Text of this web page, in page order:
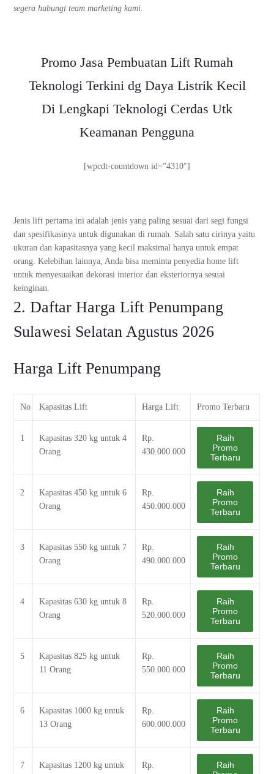
segera hubungi team marketing kami.
Promo Jasa Pembuatan Lift Rumah
Teknologi Terkini dg Daya Listrik Kecil
Di Lengkapi Teknologi Cerdas Utk
Keamanan Pengguna
[wpcdt-countdown id=”4310″]
Jenis lift pertama ini adalah jenis yang paling sesuai dari segi fungsi
dan spesifikasinya untuk digunakan di rumah. Salah satu cirinya yaitu
ukuran dan kapasitasnya yang kecil maksimal hanya untuk empat
orang. Kelebihan lainnya, Anda bisa meminta penyedia home lift
untuk menyesuaikan dekorasi interior dan eksteriornya sesuai
keinginan.
2. Daftar Harga Lift Penumpang
Sulawesi Selatan Agustus 2026
Harga Lift Penumpang
No Kapasitas Lift Harga Lift Promo Terbaru
1
Kapasitas 320 kg untuk 4
Orang
Rp.
430.000.000
Raih
Promo
Terbaru
2
Kapasitas 450 kg untuk 6
Orang
Rp.
450.000.000
Raih
Promo
Terbaru
3
Kapasitas 550 kg untuk 7
Orang
Rp.
490.000.000
Raih
Promo
Terbaru
4
Kapasitas 630 kg untuk 8
Orang
Rp.
520.000.000
Raih
Promo
Terbaru
5
Kapasitas 825 kg untuk
11 Orang
Rp.
550.000.000
Raih
Promo
Terbaru
6
Kapasitas 1000 kg untuk
13 Orang
Rp.
600.000.000
Raih
Promo
Terbaru
7
Kapasitas 1200 kg untuk
Rp.
Raih